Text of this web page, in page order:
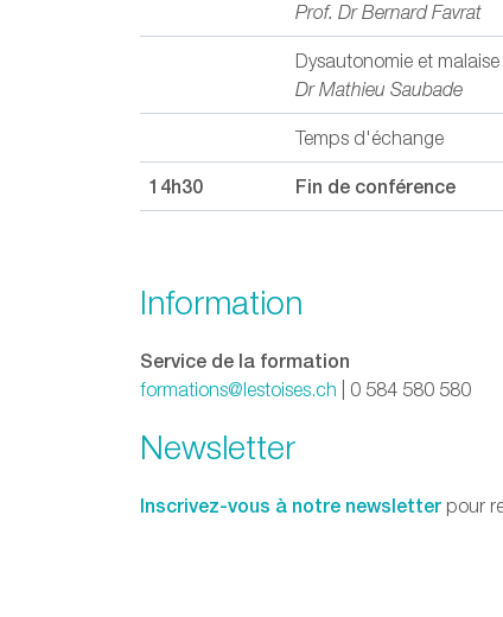
Prof. Dr Bernard Favrat
Dysautonomie et
Dr Mathieu Saubade
Temps d'échange
14h30 Fin de conférence
Information
Service de la formation
formations@lestoises.ch | 0 584 580 580
Newsletter
Inscrivez-vous à notre newsletter pour